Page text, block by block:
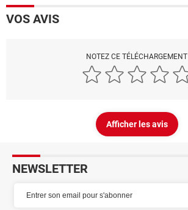
VOS AVIS
NOTEZ CE TÉLÉCHARGEMENT
Afficher les avis
NEWSLETTER